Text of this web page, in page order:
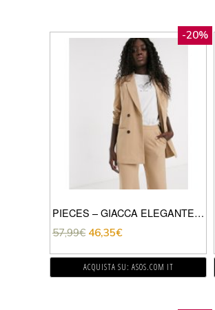
-20%
PIECES – GIACCA ELEGANTE DOPPIOPETTO GESSATO-CUOIO
57,99€ 46,35€
ACQUISTA SU: ASOS.COM IT